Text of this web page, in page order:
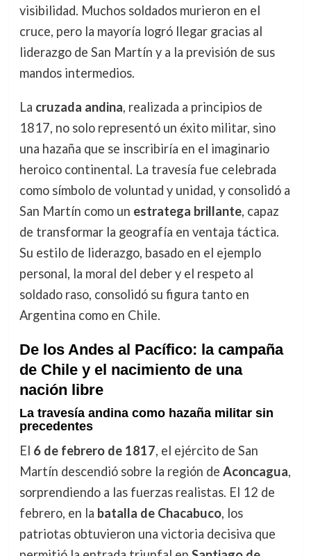
visibilidad. Muchos soldados murieron en el
cruce, pero la mayoría logró llegar gracias al
liderazgo de San Martín y a la previsión de sus
mandos intermedios.
La cruzada andina, realizada a principios de
1817, no solo representó un éxito militar, sino
una hazaña que se inscribiría en el imaginario
heroico continental. La travesía fue celebrada
como símbolo de voluntad y unidad, y consolidó a
San Martín como un estratega brillante, capaz
de transformar la geografía en ventaja táctica.
Su estilo de liderazgo, basado en el ejemplo
personal, la moral del deber y el respeto al
soldado raso, consolidó su figura tanto en
Argentina como en Chile.
De los Andes al Pacífico: la campaña
de Chile y el nacimiento de una
nación libre
La travesía andina como hazaña militar sin
precedentes
El 6 de febrero de 1817, el ejército de San
Martín descendió sobre la región de Aconcagua,
sorprendiendo a las fuerzas realistas. El 12 de
febrero, en la batalla de Chacabuco, los
patriotas obtuvieron una victoria decisiva que